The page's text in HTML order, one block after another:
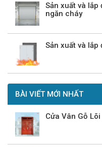
Sản xuất và
ngăn cháy
Sản xuất và
BÀI VIẾT MỚI NHẤT
Cửa Vân Gỗ